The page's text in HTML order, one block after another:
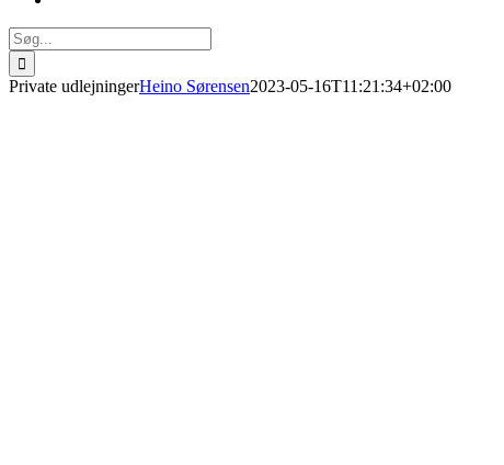
Søg
efter:
Private udlejningerHeino Sørensen2023-05-16T11:21:34+02:00